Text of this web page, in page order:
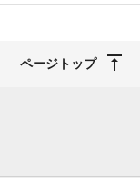
ページトップ